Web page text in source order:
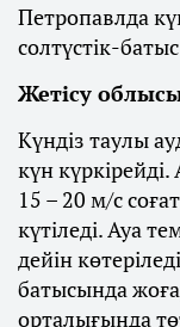
Петропавлда
солтүстік-
Жетісу
Күндіз таулы
күн
15 – 20 м/с
күтіледі. Ауа
дейін
батысында
орталығында